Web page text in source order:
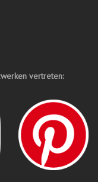
vertreten: